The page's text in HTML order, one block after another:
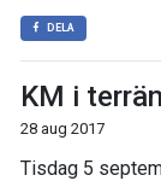
DELA
KM i
28 aug 2017
Tisdag 5